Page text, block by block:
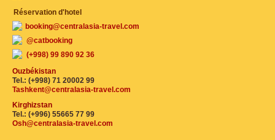
Réservation d'hotel
booking@centralasia-travel.com
@catbooking
(+998) 99 890 92 36
Ouzbékistan
Tel.: (+998) 71 20002 99
Tashkent@centralasia-travel.com
Kirghizstan
Tel.: (+996) 55665 77 99
Osh@centralasia-travel.com